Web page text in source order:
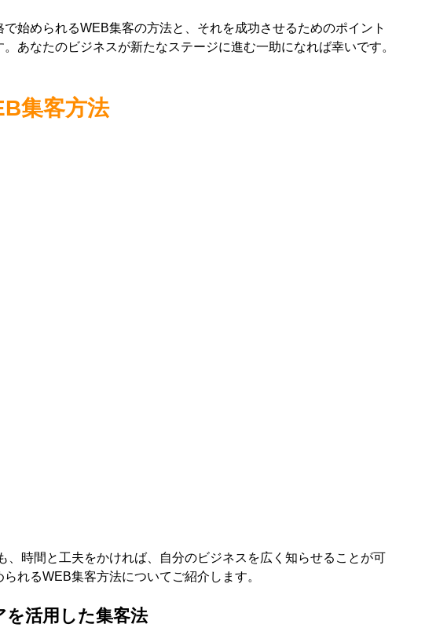
始められるWEB集客の方法と、それを成功させるためのポイント
あなたのビジネスが新たなステージに進む一助になれば幸いです。
集客方法
、時間と工夫をかければ、自分のビジネスを広く知らせることが可
れるWEB集客方法についてご紹介します。
活用した集客法